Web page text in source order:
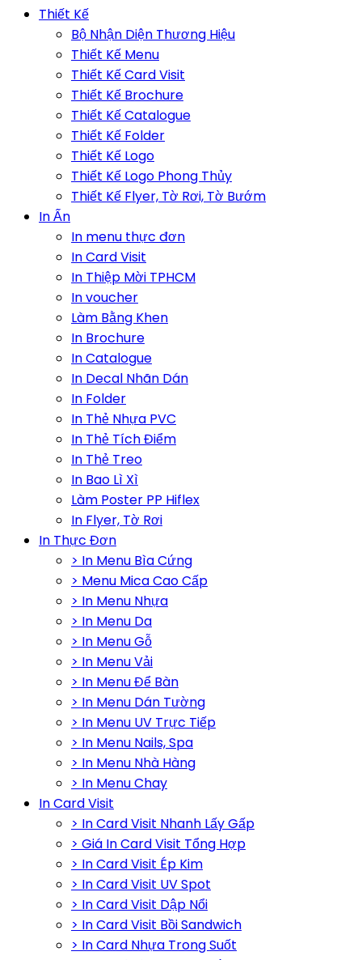
Thiết Kế
Bộ Nhận Diện Thương Hiệu
Thiết Kế Menu
Thiết Kế Card Visit
Thiết Kế Brochure
Thiết Kế Catalogue
Thiết Kế Folder
Thiết Kế Logo
Thiết Kế Logo Phong Thủy
Thiết Kế Flyer, Tờ Rơi, Tờ Bướm
In Ấn
In menu thực đơn
In Card Visit
In Thiệp Mời TPHCM
In voucher
Làm Bằng Khen
In Brochure
In Catalogue
In Decal Nhãn Dán
In Folder
In Thẻ Nhựa PVC
In Thẻ Tích Điểm
In Thẻ Treo
In Bao Lì Xì
Làm Poster PP Hiflex
In Flyer, Tờ Rơi
In Thực Đơn
> In Menu Bìa Cứng
> Menu Mica Cao Cấp
> In Menu Nhựa
> In Menu Da
> In Menu Gỗ
> In Menu Vải
> In Menu Để Bàn
> In Menu Dán Tường
> In Menu UV Trực Tiếp
> In Menu Nails, Spa
> In Menu Nhà Hàng
> In Menu Chay
In Card Visit
> In Card Visit Nhanh Lấy Gấp
> Giá In Card Visit Tổng Hợp
> In Card Visit Ép Kim
> In Card Visit UV Spot
> In Card Visit Dập Nổi
> In Card Visit Bồi Sandwich
> In Card Nhựa Trong Suốt